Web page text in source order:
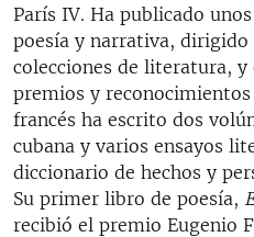
París IV. Ha publicado
poesía y narrativa,
colecciones de literatura,
premios y
francés ha escrito dos
cubana y varios ensayos
diccionario de hechos y
Su primer libro de poesía,
recibió el premio Eugenio